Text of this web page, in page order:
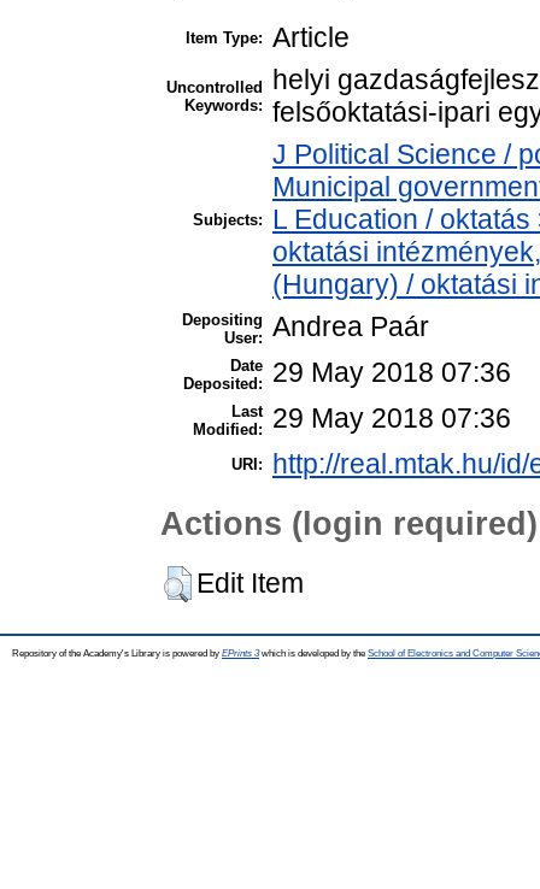
Item Type: Article
Uncontrolled
Keywords:
helyi
felsőoktatási-ipari
Subjects:
J Political Science /
Municipal
L Education /
oktatási
(Hungary) / oktatási
Depositing
User: Andrea Paár
Date
Deposited:
29 May 2018 07:36
Last
Modified:
29 May 2018 07:36
URI: http://real.mtak.hu/
Actions (login required)
Edit Item
Repository of the Academy's Library is powered by EPrints 3which is developed by the School of Electronics and Computer